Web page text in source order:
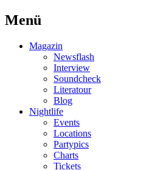
Menü
Magazin
Newsflash
Interview
Soundcheck
Literatour
Blog
Nightlife
Events
Locations
Partypics
Charts
Tickets